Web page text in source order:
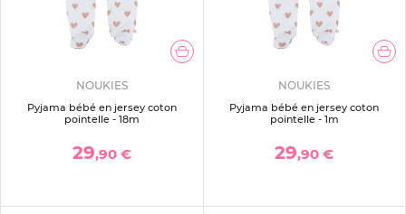
NOUKIES
Pyjama bébé en jersey coton
pointelle - 18m
29,90 €
NOUKIES
Pyjama bébé en jersey coton
pointelle - 1m
29,90 €